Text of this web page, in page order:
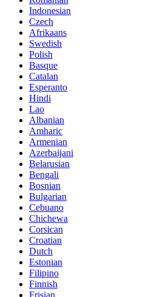
Indonesian
Czech
Afrikaans
Swedish
Polish
Basque
Catalan
Esperanto
Hindi
Lao
Albanian
Amharic
Armenian
Azerbaijani
Belarusian
Bengali
Bosnian
Bulgarian
Cebuano
Chichewa
Corsican
Croatian
Dutch
Estonian
Filipino
Finnish
Frisian